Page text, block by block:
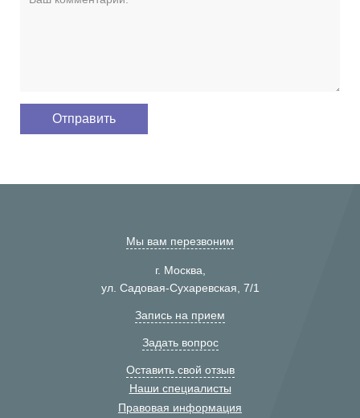
Мы вам перезвоним
г. Москва,
ул. Садовая-Сухаревская, 7/1
Запись на прием
Задать вопрос
Оставить свой отзыв
Наши специалисты
Правовая информация